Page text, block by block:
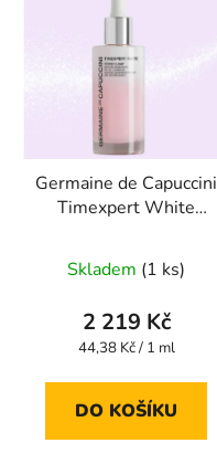
Germaine de Capuccini
Timexpert White
Skladem (1 ks)
2 219 Kč
Měrná
44,38 Kč / 1 ml
DO KOŠÍKU